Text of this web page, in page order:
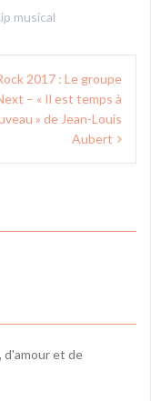
musical
2017 : Le groupe
– « Il est temps à
» de Jean-Louis
Aubert
d'amour et de